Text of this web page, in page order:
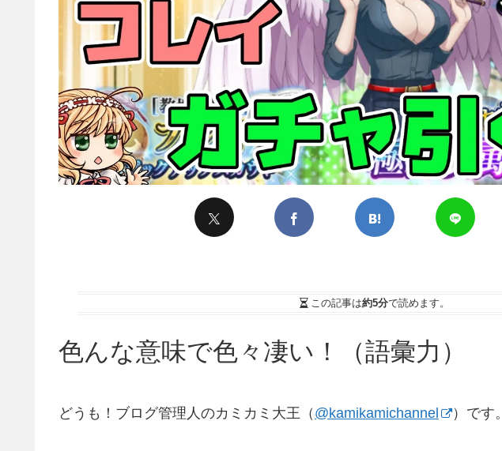
この記事は約5分で読めます。
色んな意味で色々凄い！（語彙力）
どうも！ブログ管理人のカミカミ大王（ @kamikamichannel ）です。